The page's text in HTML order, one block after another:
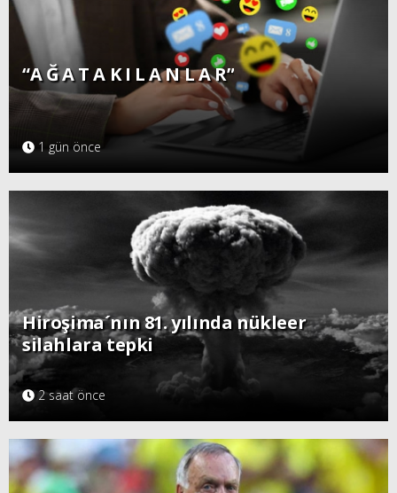
“A Ğ A T A K I L A N L A R”
1 gün önce
Hiroşima´nın 81. yılında nükleer
silahlara tepki
2 saat önce